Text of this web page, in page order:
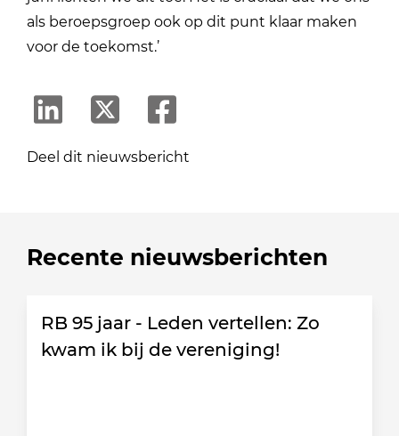
als beroepsgroep ook op dit punt klaar maken
voor de toekomst.’
Deel dit nieuwsbericht
Recente nieuwsberichten
RB 95 jaar - Leden vertellen: Zo
kwam ik bij de vereniging!